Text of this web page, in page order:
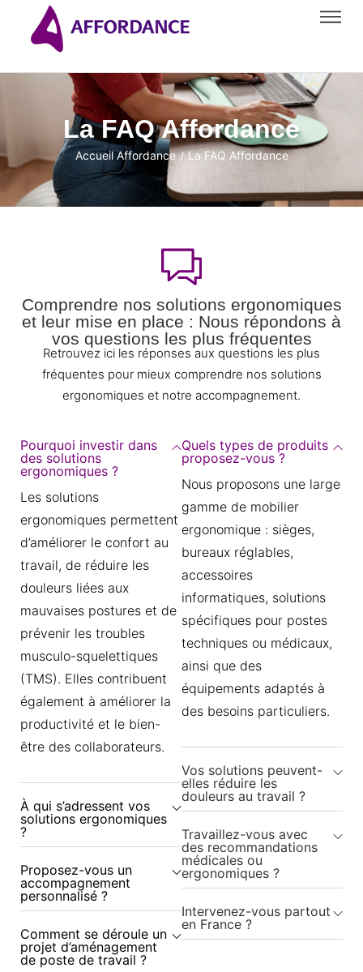
La FAQ Affordance
Accueil Affordance / La FAQ Affordance
Comprendre nos solutions ergonomiques
et leur mise en place : Nous répondons à
vos questions les plus fréquentes
Retrouvez ici les réponses aux questions les plus
fréquentes pour mieux comprendre nos solutions
ergonomiques et notre accompagnement.
Pourquoi investir dans
des solutions
ergonomiques ?
Les solutions
ergonomiques permettent
d’améliorer le confort au
travail, de réduire les
douleurs liées aux
mauvaises postures et de
prévenir les troubles
musculo-squelettiques
(TMS). Elles contribuent
également à améliorer la
productivité et le bien-
être des collaborateurs.
À qui s’adressent vos
solutions ergonomiques
?
Proposez-vous un
accompagnement
personnalisé ?
Comment se déroule un
projet d’aménagement
de poste de travail ?
Quels types de produits
proposez-vous ?
Nous proposons une large
gamme de mobilier
ergonomique : sièges,
bureaux réglables,
accessoires
informatiques, solutions
spécifiques pour postes
techniques ou médicaux,
ainsi que des
équipements adaptés à
des besoins particuliers.
Vos solutions peuvent-
elles réduire les
douleurs au travail ?
Travaillez-vous avec
des recommandations
médicales ou
ergonomiques ?
Intervenez-vous partout
en France ?